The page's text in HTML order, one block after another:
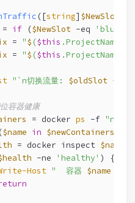
([string] $NewSlot
if ($NewSlot -eq 'blue'
= "$ ($this .ProjectName)-
= "$ ($this .ProjectName)-
"`n切换流量: $oldSlot ->
容器健康
= docker ps -f "name=
$name in $newContainers
= docker inspect $name
-ne 'healthy' ) {
Host "  容器 $name